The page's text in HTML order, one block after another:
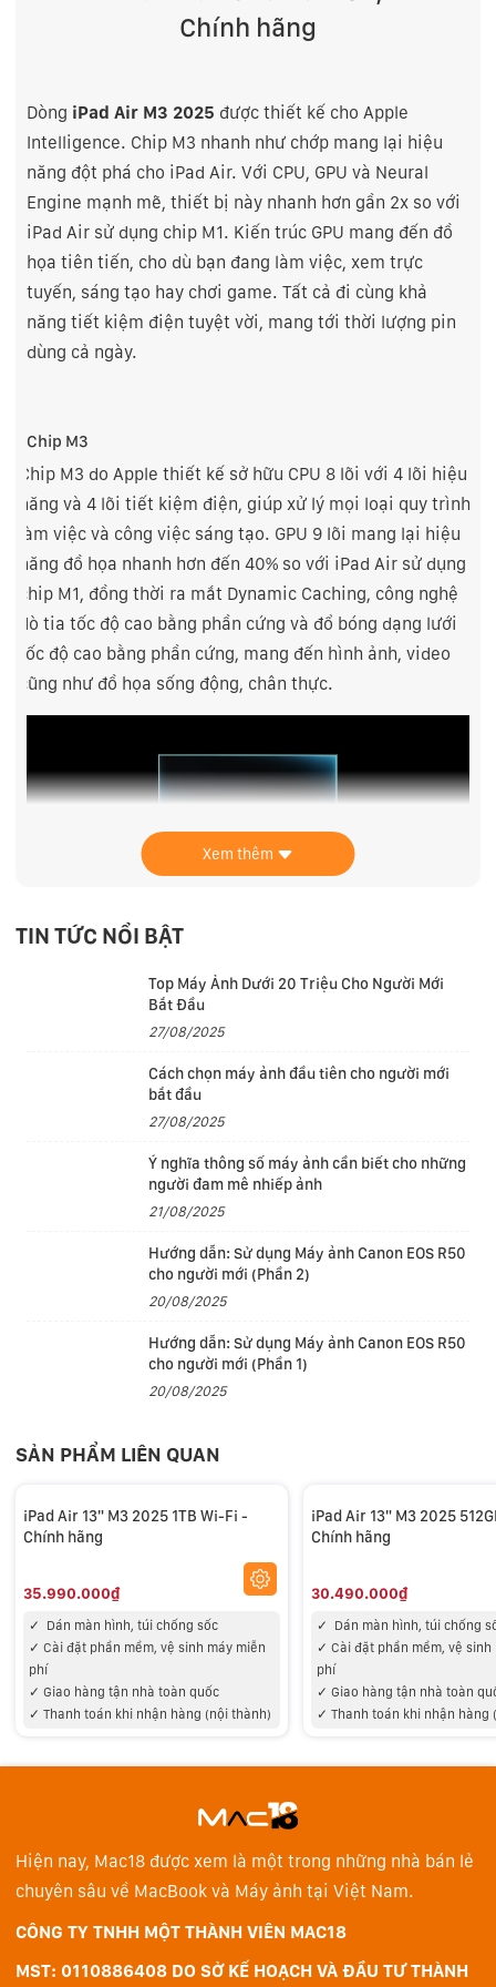
Chính hãng
Dòng iPad Air M3 2025 được thiết kế cho Apple
Intelligence. Chip M3 nhanh như chớp mang lại hiệu
năng đột phá cho iPad Air. Với CPU, GPU và Neural
Engine mạnh mẽ, thiết bị này nhanh hơn gần 2x so với
iPad Air sử dụng chip M1. Kiến trúc GPU mang đến đồ
họa tiên tiến, cho dù bạn đang làm việc, xem trực
tuyến, sáng tạo hay chơi game. Tất cả đi cùng khả
năng tiết kiệm điện tuyệt vời, mang tới thời lượng pin
dùng cả ngày.
Chip M3
Chip M3 do Apple thiết kế sở hữu CPU 8 lõi với 4 lõi hiệu
năng và 4 lõi tiết kiệm điện, giúp xử lý mọi loại quy trình
làm việc và công việc sáng tạo. GPU 9 lõi mang lại hiệu
năng đồ họa nhanh hơn đến 40% so với iPad Air sử dụng
chip M1, đồng thời ra mắt Dynamic Caching, công nghệ
dò tia tốc độ cao bằng phần cứng và đổ bóng dạng lưới
tốc độ cao bằng phần cứng, mang đến hình ảnh, video
cũng như đồ họa sống động, chân thực.
Neural Engine 16 lõi biến iPad Air trở thành một thiết bị
mạnh mẽ cho AI, mang lại hiệu năng nhanh hơn đến 60%
so với phiên bản iPad Air với chip M1. iPad Air được thiết
kế cho Apple Intelligence và M3 tiếp thêm sức mạnh cho
các tính năng hữu ích như Công Cụ Viết và Đũa Phép
Hình Ảnh trong ứng dụng Ghi Chú. Và M3 cũng hỗ trợ các
tính năng ghi chú dựa trên AI trong Goodnotes 6, chỉnh
sửa video đẳng cấp mới trong Final Cut Pro cho iPad và
theo dõi cảnh quay chất lượng pro trong Onform.
không gian hơn nữa để làm việc, sáng tạo, học tập và
giải trí. Dễ dàng đa nhiệm và làm việc liền mạch trên
lập tức với nhóm của bạn trong các ứng dụng như
Màn hình 13 inch độ phân giải màn hình 2732x2048, độ
sáng 600 nit. Màn hình ép kín để giảm độ phản chiếu.
Lớp phủ màn hình chống phản chiếu và True Tone giữ
cho văn bản luôn sắc nét dưới mọi điều kiện ánh sáng.
Với độ sáng cao và dải màu rộng P3, hình ảnh trông thật
lộng lẫy. Ngoạn mục về mặt kỹ thuật.
Apple Intelligence
iPad Air được thiết kế cho Apple Intelligence, hệ thống trí
Xem thêm
TIN TỨC NỔI BẬT
Top Máy Ảnh Dưới 20 Triệu Cho Người Mới
Bắt Đầu
27/08/2025
Cách chọn máy ảnh đầu tiên cho người mới
bắt đầu
27/08/2025
Ý nghĩa thông số máy ảnh cần biết cho những
người đam mê nhiếp ảnh
21/08/2025
Hướng dẫn: Sử dụng Máy ảnh Canon EOS R50
cho người mới (Phần 2)
20/08/2025
Hướng dẫn: Sử dụng Máy ảnh Canon EOS R50
cho người mới (Phần 1)
20/08/2025
SẢN PHẨM LIÊN QUAN
iPad Air 13" M3 2025 1TB Wi-Fi -
Chính hãng
35.990.000₫
✓ Dán màn hình, túi chống sốc
✓ Cài đặt phần mềm, vệ sinh máy miễn
phí
✓ Giao hàng tận nhà toàn quốc
✓ Thanh toán khi nhận hàng (nội thành)
iPad Air 13" M3 2025
Chính hãng
30.490.000₫
✓ Dán màn hình, túi chống
✓Cài đặt phần mềm, vệ sinh
phí
✓Giao hàng tận nhà toàn
✓Thanh toán khi nhận hàng
Hiện nay, Mac18 được xem là một trong những nhà bán lẻ
chuyên sâu về MacBook và Máy ảnh tại Việt Nam.
CÔNG TY TNHH MỘT THÀNH VIÊN MAC18
MST: 0110886408 DO SỞ KẾ HOẠCH VÀ ĐẦU TƯ THÀNH